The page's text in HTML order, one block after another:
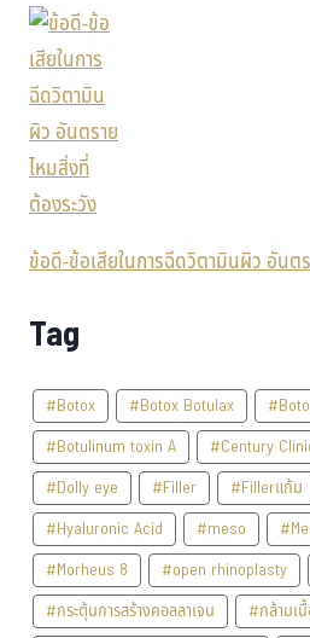
ข้อดี-ข้อเสียในการฉีดวิตามินผิว อันต
Tag
#Botox #Botox Botulax
#Botulinum toxin A
#Century
#Dolly eye
#Filler #Fillerแก้ม
#Hyaluronic Acid
#meso
#Morheus 8
#open rhinoplasty
#กระตุ้นการสร้างคอลลาเจน
#กล้ามเ